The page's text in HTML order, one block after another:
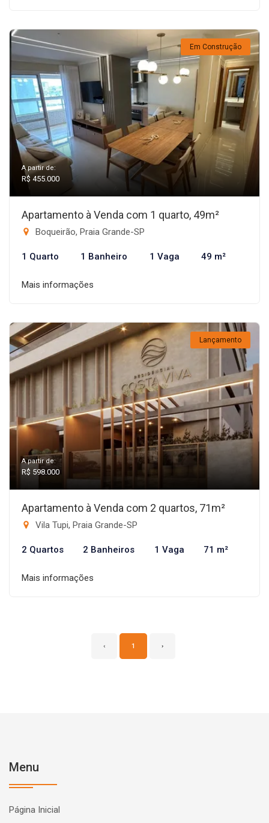
Em Construção
A partir de:
R$ 455.000
Apartamento à Venda com 1 quarto, 49m²
Boqueirão, Praia Grande-SP
1 Quarto 1 Banheiro 1 Vaga 49 m²
Mais informações
Lançamento
A partir de:
R$ 598.000
Apartamento à Venda com 2 quartos, 71m²
Vila Tupi, Praia Grande-SP
2 Quartos 2 Banheiros 1 Vaga 71 m²
Mais informações
‹ 1 ›
Menu
Página Inicial